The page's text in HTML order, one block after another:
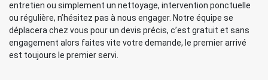
entretien ou simplement un nettoyage, intervention ponctuelle
ou régulière, n’hésitez pas à nous engager. Notre équipe se
déplacera chez vous pour un devis précis, c’est gratuit et sans
engagement alors faites vite votre demande, le premier arrivé
est toujours le premier servi.